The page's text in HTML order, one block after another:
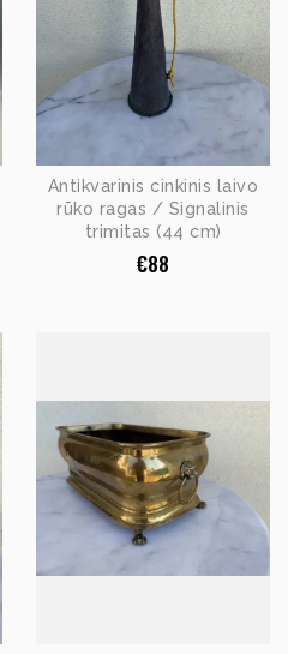
Antikvarinis cinkinis laivo
rūko ragas / Signalinis
trimitas (44 cm)
€88